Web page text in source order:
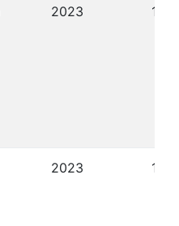
2023 14/
2023 17/